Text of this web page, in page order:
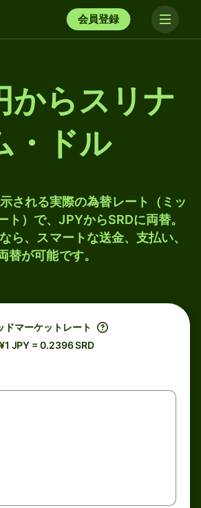
会員登録
からスリナ
・ドル
される実際の為替レート（ミッ
ト）で、JPYからSRDに両替。
ら、スマートな送金、支払い、
替が可能です。
ドマーケットレート
¥1 JPY = 0.2396 SRD